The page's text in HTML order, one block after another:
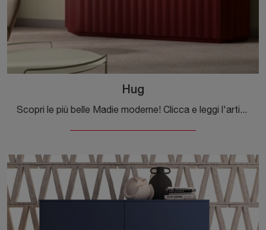
Hug
Scopri le più belle Madie moderne! Clicca e leggi l'articolo: mobile soggiorno Hug in laccato opaco, soluzione bella e funzionale.